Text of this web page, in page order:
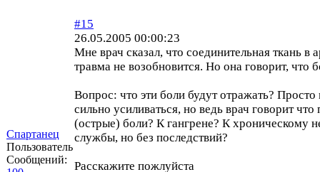
Спартанец
Пользователь
Сообщений:
#15
26.05.2005 00:00:23
Мне врач сказал, что соединительная ткань
травма не возобновится. Но она говорит,
Вопрос: что эти боли будут отражать?
сильно усиливаться, но ведь врач говорит
(острые) боли? К гангрене? К хроническому
службы, но без последствий?
Расскажите пожлуйста